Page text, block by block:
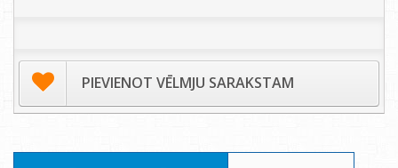
PIEVIENOT VĒLMJU SARAKSTAM